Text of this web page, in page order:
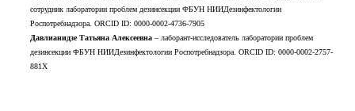
сотрудник лаборатории проблем дезинсекции ФБУН НИИДезинфектологии
Роспотребнадзора. ORCID ID: 0000-0002-4736-7905
Давлианидзе Татьяна Алексеевна – лаборант-исследователь лаборатории проблем
дезинсекции ФБУН НИИДезинфектологии Роспотребнадзора. ORCID ID: 0000-0002-2757-
881X